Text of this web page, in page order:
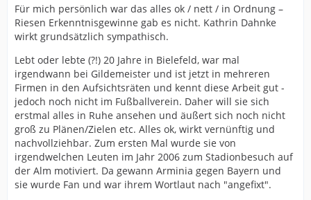
Für mich persönlich war das alles ok / nett / in Ordnung –
Riesen Erkenntnisgewinne gab es nicht. Kathrin Dahnke
wirkt grundsätzlich sympathisch.
Lebt oder lebte (?!) 20 Jahre in Bielefeld, war mal
irgendwann bei Gildemeister und ist jetzt in mehreren
Firmen in den Aufsichtsräten und kennt diese Arbeit gut -
jedoch noch nicht im Fußballverein. Daher will sie sich
erstmal alles in Ruhe ansehen und äußert sich noch nicht
groß zu Plänen/Zielen etc. Alles ok, wirkt vernünftig und
nachvollziehbar. Zum ersten Mal wurde sie von
irgendwelchen Leuten im Jahr 2006 zum Stadionbesuch auf
der Alm motiviert. Da gewann Arminia gegen Bayern und
sie wurde Fan und war ihrem Wortlaut nach "angefixt".